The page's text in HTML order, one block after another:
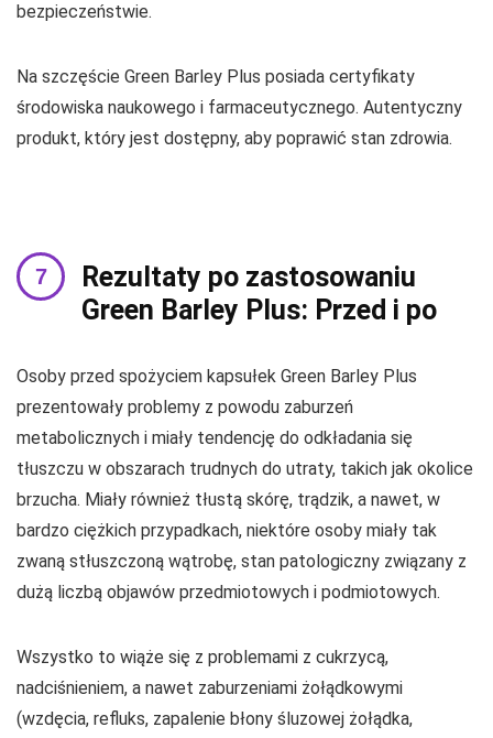
bezpieczeństwie.
Na szczęście Green Barley Plus posiada certyfikaty
środowiska naukowego i farmaceutycznego. Autentyczny
produkt, który jest dostępny, aby poprawić stan zdrowia.
Rezultaty po zastosowaniu
Green Barley Plus: Przed i po
Osoby przed spożyciem kapsułek Green Barley Plus
prezentowały problemy z powodu zaburzeń
metabolicznych i miały tendencję do odkładania się
tłuszczu w obszarach trudnych do utraty, takich jak okolice
brzucha. Miały również tłustą skórę, trądzik, a nawet, w
bardzo ciężkich przypadkach, niektóre osoby miały tak
zwaną stłuszczoną wątrobę, stan patologiczny związany z
dużą liczbą objawów przedmiotowych i podmiotowych.
Wszystko to wiąże się z problemami z cukrzycą,
nadciśnieniem, a nawet zaburzeniami żołądkowymi
(wzdęcia, refluks, zapalenie błony śluzowej żołądka,